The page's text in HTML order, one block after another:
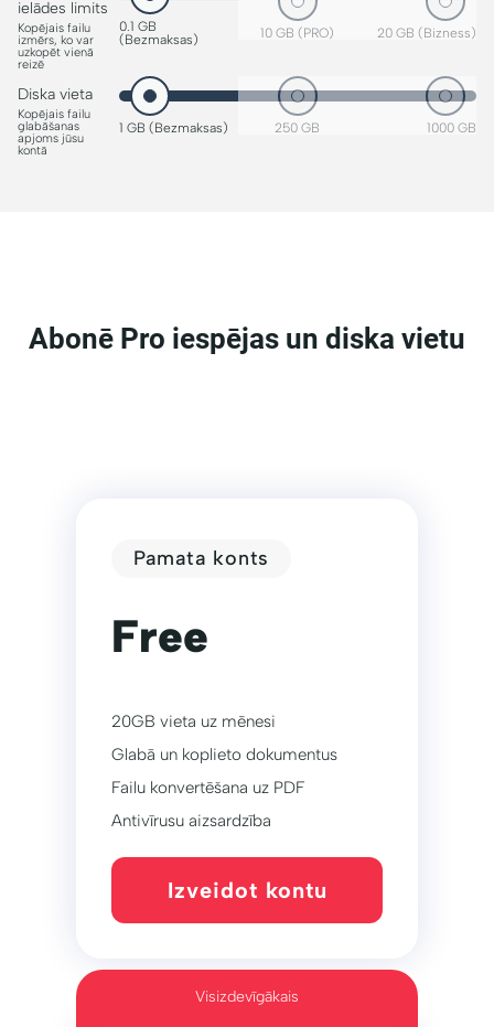
ielādes limits
Kopējais failu
izmērs, ko var
uzkopēt vienā
reizē
0.1 GB
(Bezmaksas)
10 GB (PRO) 20 GB (Bizness)
Diska vieta
Kopējais failu
glabāšanas
apjoms jūsu
kontā
1 GB (Bezmaksas) 250 GB 1000 GB
Abonē Pro iespējas un diska vietu
Pamata konts
Free
20GB vieta uz mēnesi
Glabā un koplieto dokumentus
Failu konvertēšana uz PDF
Antivīrusu aizsardzība
Izveidot kontu
Visizdevīgākais